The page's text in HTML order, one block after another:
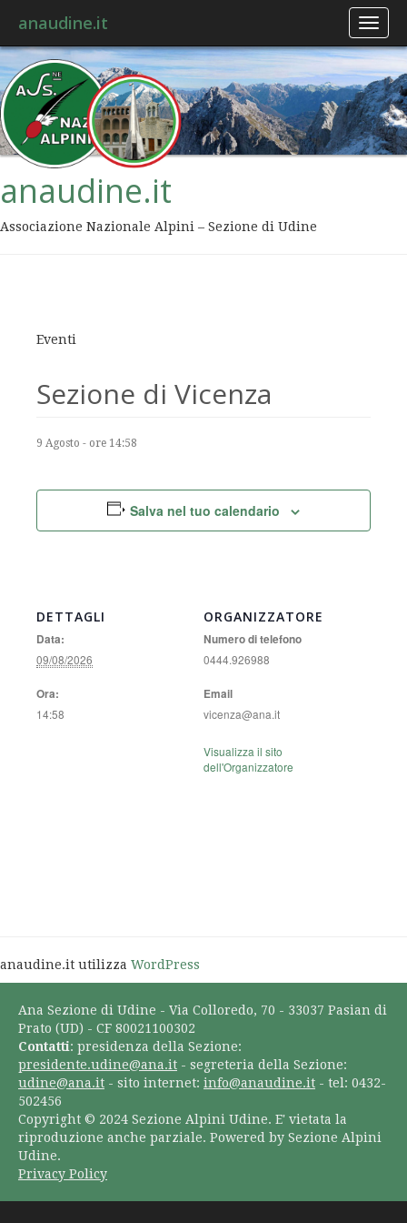
anaudine.it
anaudine.it
Associazione Nazionale Alpini – Sezione di Udine
Eventi
Sezione di Vicenza
9 Agosto - ore 14:58
Salva nel tuo calendario
DETTAGLI
Data:
09/08/2026
Ora:
14:58
ORGANIZZATORE
Numero di telefono
0444.926988
Email
vicenza@ana.it
Visualizza il sito
dell'Organizzatore
anaudine.it utilizza WordPress
Ana Sezione di Udine - Via Colloredo, 70 - 33037 Pasian di
Prato (UD) - CF 80021100302
Contatti: presidenza della Sezione:
presidente.udine@ana.it - segreteria della Sezione:
udine@ana.it - sito internet: info@anaudine.it - tel: 0432-
502456
Copyright © 2024 Sezione Alpini Udine. E' vietata la
riproduzione anche parziale. Powered by Sezione Alpini
Udine.
Privacy Policy